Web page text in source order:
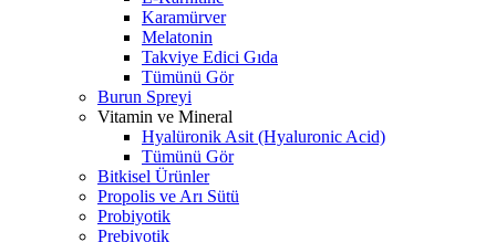
Karamürver
Melatonin
Takviye Edici Gıda
Tümünü Gör
Burun Spreyi
Vitamin ve Mineral
Hyalüronik Asit (Hyaluronic Acid)
Tümünü Gör
Bitkisel Ürünler
Propolis ve Arı Sütü
Probiyotik
Prebiyotik